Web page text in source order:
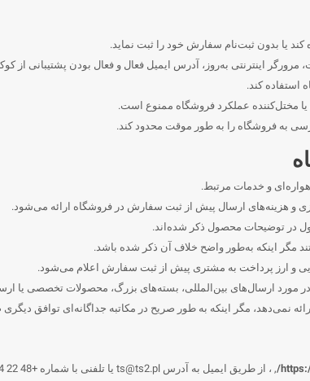
یا بدون ثبت‌نام سفارش خود را ثبت نماید.
مرورگر اینترنتی به‌روز، آدرس ایمیل فعال و فعال بودن پشتیبانی
استفاده کند.
مختل‌کننده عملکرد فروشگاه ممنوع است.
به فروشگاه را به طور موقت محدود کند.
و هزینه‌های ارسال پیش از ثبت سفارش در فروشگاه ارائه می‌شود.
در توضیحات محصول ذکر شده‌اند.
مگر اینکه به‌طور واضح خلاف آن ذکر شده باشد.
و ارز پرداخت به مشتری پیش از ثبت سفارش اعلام می‌شود.
در مورد ارسال‌های بین‌المللی، بسته‌های بزرگ، محصولات تخصصی
مگر اینکه به طور صریح در مکاتبه جداگانه‌ای توافق
, ، از طریق ایمیل به آدرس ts@ts2.pl یا تلفنی با شماره +48 22 364 58 00.